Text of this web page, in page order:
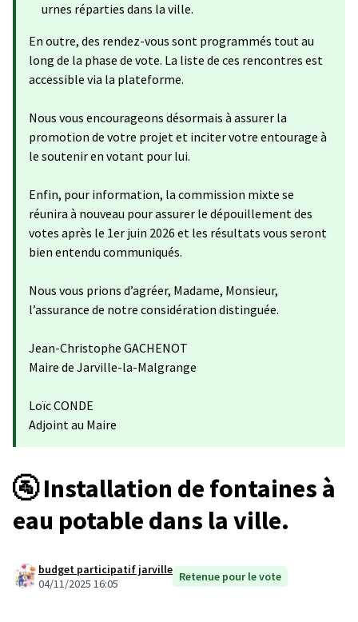
urnes réparties dans la ville.
En outre, des rendez-vous sont programmés tout au
long de la phase de vote. La liste de ces rencontres est
accessible via la plateforme.
Nous vous encourageons désormais à assurer la
promotion de votre projet et inciter votre entourage à
le soutenir en votant pour lui.
Enfin, pour information, la commission mixte se
réunira à nouveau pour assurer le dépouillement des
votes après le 1er juin 2026 et les résultats vous seront
bien entendu communiqués.
Nous vous prions d’agréer, Madame, Monsieur,
l’assurance de notre considération distinguée.
Jean-Christophe GACHENOT
Maire de Jarville-la-Malgrange
Loïc CONDE
Adjoint au Maire
🚰 Installation de fontaines à
eau potable dans la ville.
budget participatif jarville
04/11/2025 16:05
Retenue pour le vote